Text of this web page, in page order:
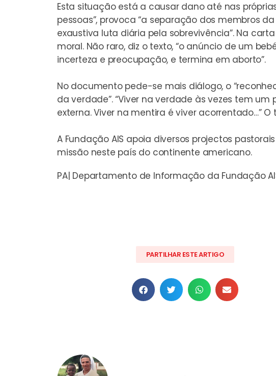
Esta situação está a causar dano até nas
pessoas”, provoca “a separação dos membros
exaustiva luta diária pela sobrevivência”. Na
moral. Não raro, diz o texto, “o anúncio de um
incerteza e preocupação, e termina em aborto”.
No documento pede-se mais diálogo, o
da verdade”. “Viver na verdade às vezes tem
externa. Viver na mentira é viver acorrentado…”
A Fundação AIS apoia diversos projectos
missão neste país do continente americano.
PA| Departamento de Informação da Fundação
PARTILHAR ESTE ARTIGO